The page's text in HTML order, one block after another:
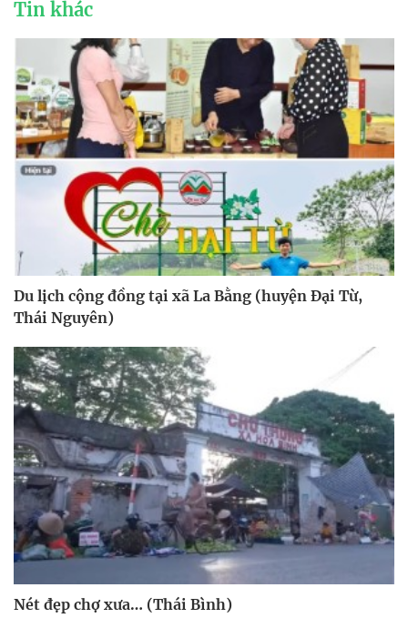
Tin khác
Du lịch cộng đồng tại xã La Bằng (huyện Đại Từ,
Thái Nguyên)
Nét đẹp chợ xưa… (Thái Bình)